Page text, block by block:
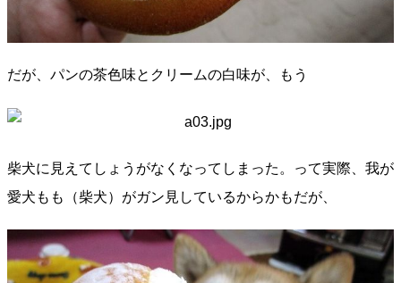
だが、パンの茶色味とクリームの白味が、もう
柴犬に見えてしょうがなくなってしまった。って実際、我が
愛犬もも（柴犬）がガン見しているからかもだが、